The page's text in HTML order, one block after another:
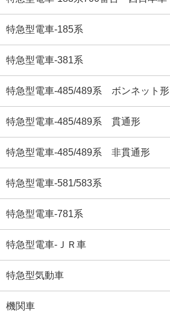
特急型電車-185系
特急型電車-381系
特急型電車-485/489系 ボンネット形
特急型電車-485/489系 貫通形
特急型電車-485/489系 非貫通形
特急型電車-581/583系
特急型電車-781系
特急型電車-ＪＲ車
特急型気動車
機関車